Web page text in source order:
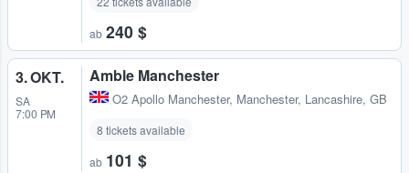
ab 240 $
3. OKT.
SA
7:00 PM
Amble Manchester
O2 Apollo Manchester, Manchester, Lancashire, GB
8 tickets available
ab 101 $